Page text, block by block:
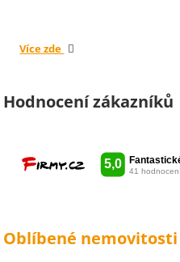
Více zde
Hodnocení zákazníků
Oblíbené nemovitosti